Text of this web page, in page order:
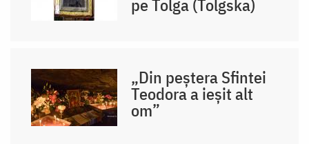
pe Tolga (Tolgska)
„Din peștera Sfintei
Teodora a ieșit alt
om”